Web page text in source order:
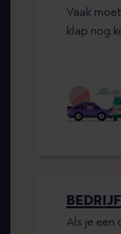
Vaak
klap nog
Als je een